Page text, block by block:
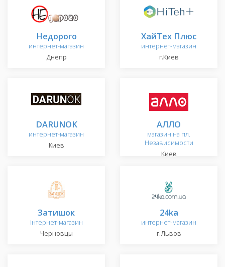
Недорого
интернет-магазин
Днепр
ХайТех Плюс
интернет-магазин
г.Киев
DARUNOK
интернет-магазин
Киев
АЛЛО
магазин на пл.
Независимости
Киев
Затишок
інтернет-магазин
Черновцы
24ka
интернет-магазин
г.Львов